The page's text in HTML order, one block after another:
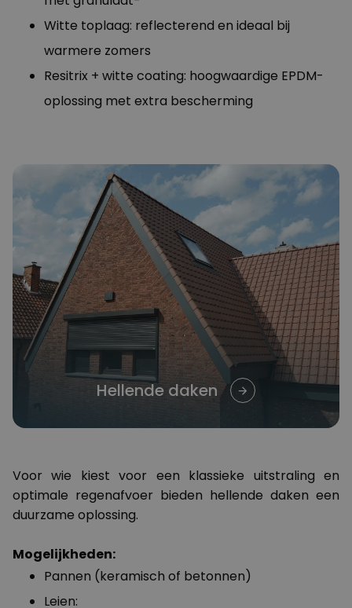
Witte toplaag: reflecterend en ideaal bij
warmere zomers
Resitrix + witte coating: hoogwaardige EPDM-
oplossing met extra bescherming
Hellende daken
Voor wie kiest voor een klassieke uitstraling en
optimale regenafvoer bieden hellende daken een
duurzame oplossing.
Mogelijkheden:
Pannen (keramisch of betonnen)
Leien: